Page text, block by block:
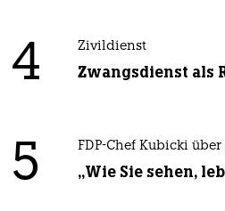
4 Zivildienst
Zwangsdienst als
5 FDP-Chef Kubicki über
„Wie Sie sehen,